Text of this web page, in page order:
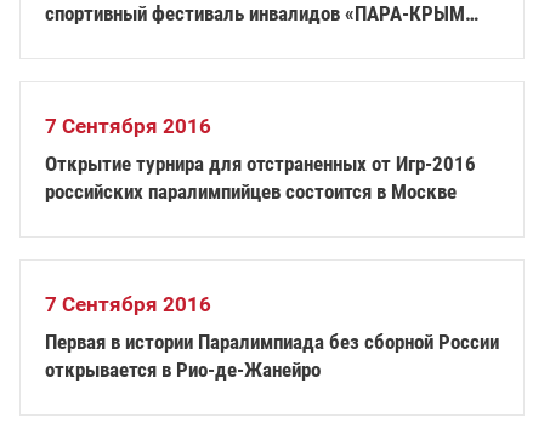
спортивный фестиваль инвалидов «ПАРА-КРЫМ
7 Сентября 2016
Открытие турнира для отстраненных от Игр-2016
российских паралимпийцев состоится в Москве
7 Сентября 2016
Первая в истории Паралимпиада без сборной России
открывается в Рио-де-Жанейро